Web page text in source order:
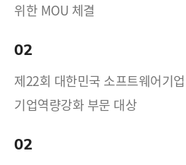
위한 MOU 체결
02
제22회 대한민국 소프트웨어기
기업역량강화 부문 대상
02